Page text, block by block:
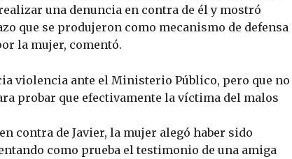
una denuncia en contra de él y mostró
que se produjeron como mecanismo de defensa
la mujer, comentó.
violencia ante el Ministerio Público, pero que no
probar que efectivamente la víctima del malos
contra de Javier, la mujer alegó haber sido
como prueba el testimonio de una amiga